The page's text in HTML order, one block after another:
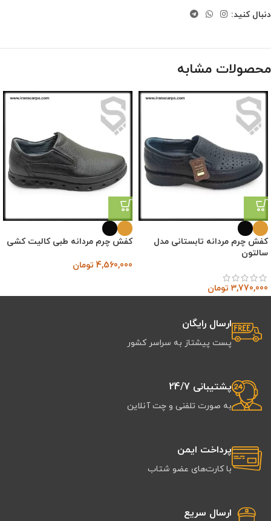
دنبال کنید:
محصولات مشابه
کفش چرم مردانه تابستانی مدل
سالتون
3,770,000 تومان
کفش چرم مردانه طبی کالیت کشی
4,560,000 تومان
ارسال رایگان
پست پیشتاز به سراسر کشور
پشتیبانی 24/7
به صورت تلفنی و چت آنلاین
پرداخت ایمن
با کارت‌های عضو شتاب
ارسال سریع